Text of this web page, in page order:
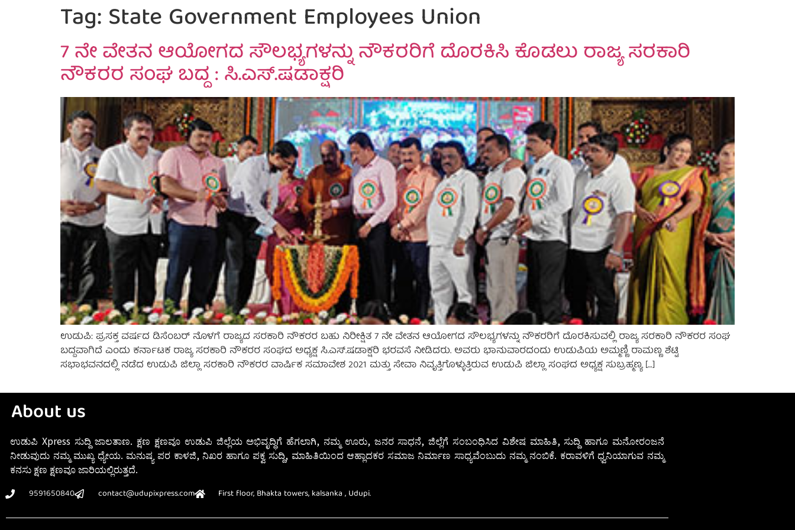
Tag: State Government Employees Union
7 ನೇ ವೇತನ ಆಯೋಗದ ಸೌಲಭ್ಯಗಳನ್ನು ನೌಕರರಿಗೆ ದೊರಕಿಸಿ ಕೊಡಲು ರಾಜ್ಯ ಸರಕಾರಿ
ನೌಕರರ ಸಂಘ ಬದ್ದ : ಸಿ.ಎಸ್.ಷಡಾಕ್ಷರಿ
ಉಡುಪಿ: ಪ್ರಸಕ್ತ ವರ್ಷದ ಡಿಸೆಂಬರ್ ನೊಳಗೆ ರಾಜ್ಯದ ಸರಕಾರಿ ನೌಕರರ ಬಹು ನಿರೀಕ್ಷಿತ 7 ನೇ ವೇತನ ಆಯೋಗದ ಸೌಲಭ್ಯಗಳನ್ನು ನೌಕರರಿಗೆ ದೊರಕಿಸುವಲ್ಲಿ ರಾಜ್ಯ ಸರಕಾರಿ ನೌಕರರ ಸಂಘ
ಬದ್ದವಾಗಿದೆ ಎಂದು ಕರ್ನಾಟಕ ರಾಜ್ಯ ಸರಕಾರಿ ನೌಕರರ ಸಂಘದ ಅಧ್ಯಕ್ಷ ಸಿ.ಎಸ್.ಷಡಾಕ್ಷರಿ ಭರವಸೆ ನೀಡಿದರು. ಅವರು ಭಾನುವಾರದಂದು ಉಡುಪಿಯ ಅಮ್ಮಣ್ಣಿ ರಾಮಣ್ಣ ಶೆಟ್ಟಿ
ಸಭಾಭವನದಲ್ಲಿ ನಡೆದ ಉಡುಪಿ ಜಿಲ್ಲಾ ಸರಕಾರಿ ನೌಕರರ ವಾರ್ಷಿಕ ಸಮಾವೇಶ 2021 ಮತ್ತು ಸೇವಾ ನಿವೃತ್ತಿಗೊಳ್ಳುತ್ತಿರುವ ಉಡುಪಿ ಜಿಲ್ಲಾ ಸಂಘದ ಅಧ್ಯಕ್ಷ ಸುಬ್ರಹ್ಮಣ್ಯ […]
About us
ಉಡುಪಿ Xpress ಸುದ್ದಿ ಜಾಲತಾಣ. ಕ್ಷಣ ಕ್ಷಣವೂ ಉಡುಪಿ ಜಿಲ್ಲೆಯ ಅಭಿವೃದ್ಧಿಗೆ ಹೆಗಲಾಗಿ, ನಮ್ಮ ಊರು, ಜನರ ಸಾಧನೆ, ಜಿಲ್ಲೆಗೆ ಸಂಬಂಧಿಸಿದ ವಿಶೇಷ ಮಾಹಿತಿ, ಸುದ್ದಿ ಹಾಗೂ ಮನೋರಂಜನೆ
ನೀಡುವುದು ನಮ್ಮ ಮುಖ್ಯ ಧ್ಯೇಯ. ಮನುಷ್ಯ ಪರ ಕಾಳಜಿ, ನಿಖರ ಹಾಗೂ ಪಕ್ವ ಸುದ್ದಿ, ಮಾಹಿತಿಯಿಂದ ಆಹ್ಲಾದಕರ ಸಮಾಜ ನಿರ್ಮಾಣ ಸಾಧ್ಯವೆಂಬುದು ನಮ್ಮ ನಂಬಿಕೆ. ಕರಾವಳಿಗೆ ಧ್ವನಿಯಾಗುವ ನಮ್ಮ
ಕನಸು ಕ್ಷಣ ಕ್ಷಣವೂ ಜಾರಿಯಲ್ಲಿರುತ್ತದೆ.
9591650840
contact@udupixpress.com First floor, Bhakta towers, kalsanka , Udupi.